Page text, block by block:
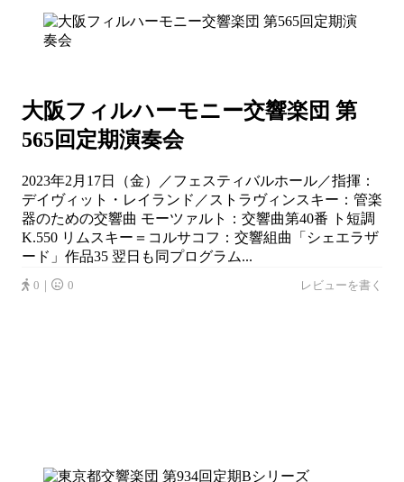
大阪フィルハーモニー交響楽団 第
565回定期演奏会
2023年2月17日（金）／フェスティバルホール／指揮：
デイヴィット・レイランド／ストラヴィンスキー：管楽
器のための交響曲 モーツァルト：交響曲第40番 ト短調
K.550 リムスキー＝コルサコフ：交響組曲「シェエラザ
ード」作品35 翌日も同プログラム...
0｜ 0 レビューを書く